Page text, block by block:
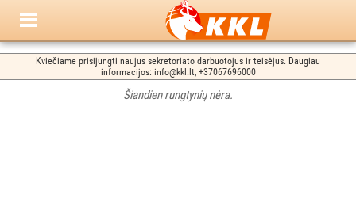
Kviečiame prisijungti naujus sekretoriato darbuotojus ir teisėjus. Daugiau
informacijos: info@kkl.lt, +37067696000
Šiandien rungtynių nėra.